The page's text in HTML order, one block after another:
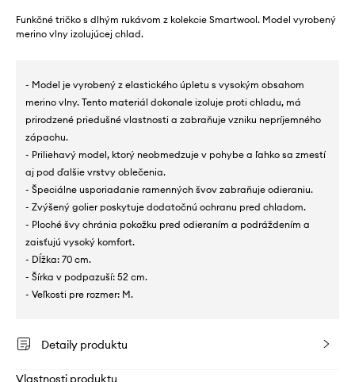
Funkčné tričko s dlhým rukávom z kolekcie Smartwool. Model vyrobený
merino vlny izolujúcej chlad.
- Model je vyrobený z elastického úpletu s vysokým obsahom
merino vlny. Tento materiál dokonale izoluje proti chladu, má
prirodzené priedušné vlastnosti a zabraňuje vzniku nepríjemného
zápachu.
- Priliehavý model, ktorý neobmedzuje v pohybe a ľahko sa zmestí
aj pod ďalšie vrstvy oblečenia.
- Špeciálne usporiadanie ramenných švov zabraňuje odieraniu.
- Zvýšený golier poskytuje dodatočnú ochranu pred chladom.
- Ploché švy chránia pokožku pred odieraním a podráždením a
zaisťujú vysoký komfort.
- Dĺžka: 70 cm.
- Šírka v podpazuší: 52 cm.
- Veľkosti pre rozmer: M.
Detaily produktu
Vlastnosti produktu